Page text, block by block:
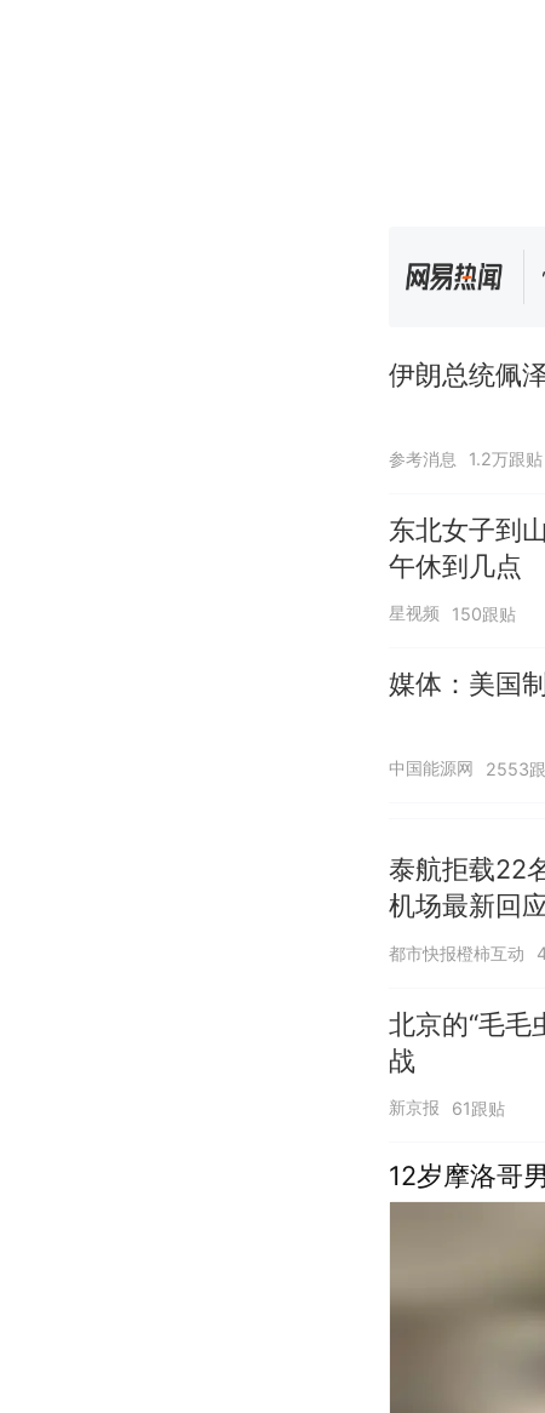
伊朗总统佩
参考消息 1.2万跟贴
东北女子到
午休到几点
星视频 150跟贴
媒体：美国
中国能源网 2553
泰航拒载22
机场最新回
诺免费改签
都市快报橙柿互动
北京的“毛毛
战
新京报 61跟贴
12岁摩洛哥